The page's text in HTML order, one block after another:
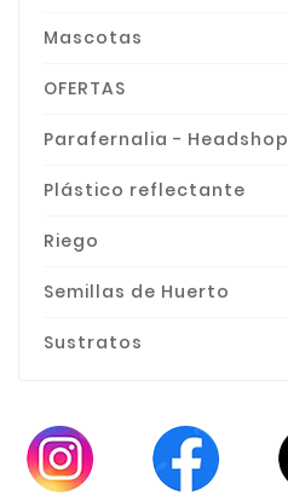
Mascotas
OFERTAS
Parafernalia - Headshop
Plástico reflectante
Riego
Semillas de Huerto
Sustratos